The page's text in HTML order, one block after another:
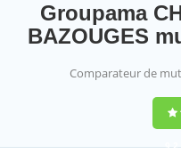
Groupama
BAZOUGES
Comparateur de
9,2